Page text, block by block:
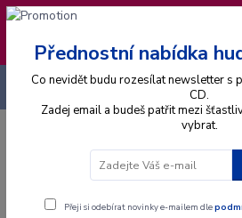
❣️ Od 4.8. do 13.8. čerpám
expedice objednávek se
14.8.2026
+420 725 736 293
Přednostní nabídka
Co nevidět budu rozesílat newsletter s
CD.
Zadej email a budeš patřit mezi
vybrat.
Přeji si odebírat novinky e-mailem dle